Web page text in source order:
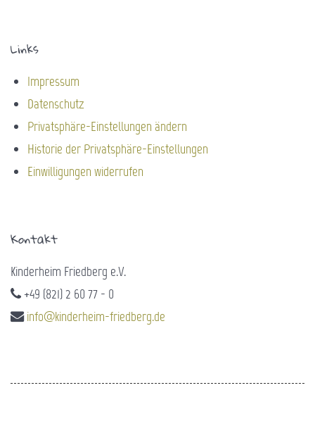
Links
Impressum
Datenschutz
Privatsphäre-Einstellungen ändern
Historie der Privatsphäre-Einstellungen
Einwilligungen widerrufen
Kontakt
Kinderheim Friedberg e.V.
+49 (821) 2 60 77 - 0
info@kinderheim-friedberg.de